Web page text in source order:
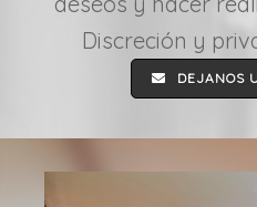
Discreción y
DEJANOS